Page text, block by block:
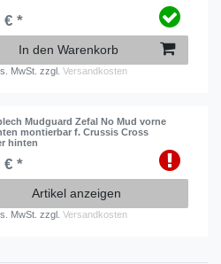
€ *
In den Warenkorb
MwSt. zzgl.Versandkosten
Mudguard Zefal No Mud vorne
montierbar f. Crussis Cross
hinten
€ *
Artikel anzeigen
MwSt. zzgl.Versandkosten